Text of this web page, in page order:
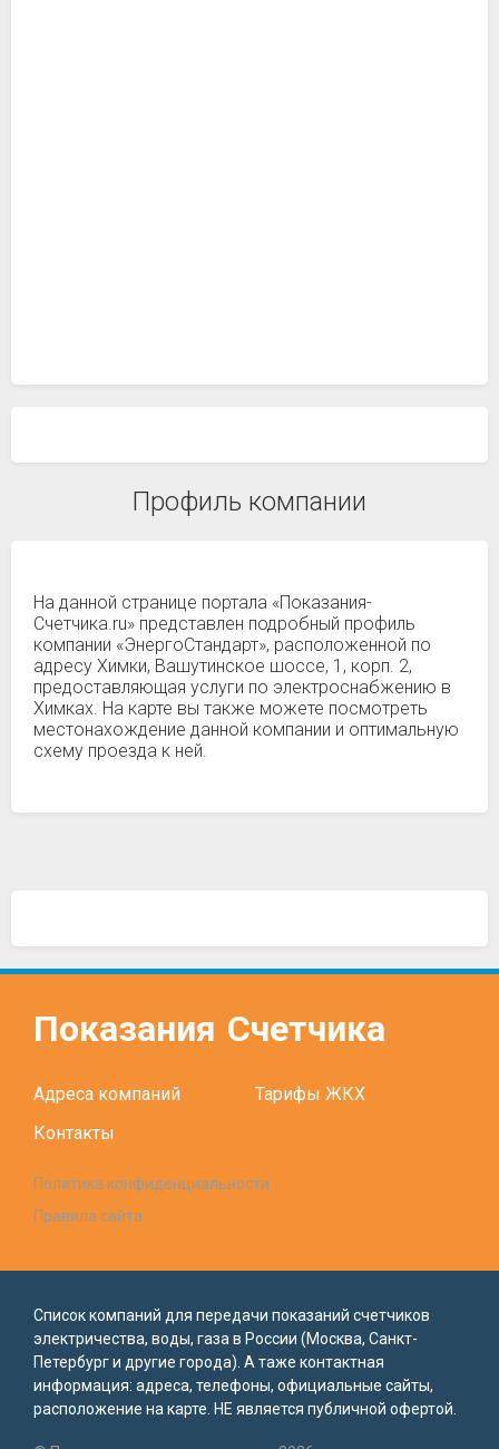
Профиль компании
На данной странице портала «Показания-
Счетчика.ru» представлен подробный профиль
компании «ЭнергоСтандарт», расположенной по
адресу Химки, Вашутинское шоссе, 1, корп. 2,
предоставляющая услуги по электроснабжению в
Химках. На карте вы также можете посмотреть
местонахождение данной компании и оптимальную
схему проезда к ней.
Показания Счетчика
Адреса компаний
Тарифы ЖКХ
Контакты
Политика конфиденциальности
Правила сайта
Список компаний для передачи показаний счетчиков
электричества, воды, газа в России (Москва, Санкт-
Петербург и другие города). А таже контактная
информация: адреса, телефоны, официальные сайты,
расположение на карте. НЕ является публичной офертой.